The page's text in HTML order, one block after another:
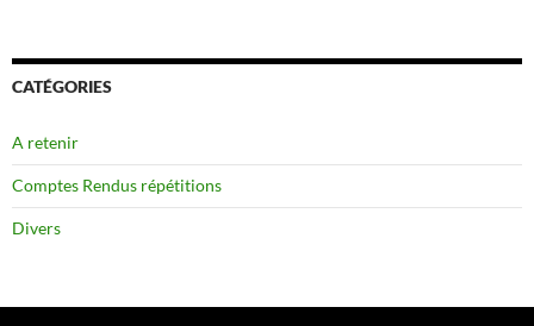
CATÉGORIES
A retenir
Comptes Rendus répétitions
Divers